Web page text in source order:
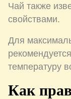
Чай также
свойствами.
Для
температуру
Как